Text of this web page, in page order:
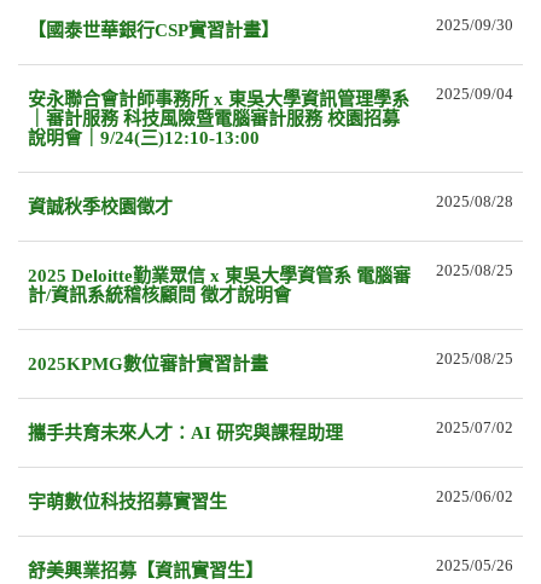
【國泰世華銀行CSP實習計畫】 2025/09/30
安永聯合會計師事務所 x 東吳大學資訊管理學系
｜審計服務 科技風險暨電腦審計服務 校園招募
說明會｜9/24(三)12:10-13:00
2025/09/04
資誠秋季校園徵才 2025/08/28
2025 Deloitte勤業眾信 x 東吳大學資管系 電腦審
計/資訊系統稽核顧問 徵才說明會
2025/08/25
2025KPMG數位審計實習計畫 2025/08/25
攜手共育未來人才：AI 研究與課程助理 2025/07/02
宇萌數位科技招募實習生 2025/06/02
舒美興業招募【資訊實習生】 2025/05/26